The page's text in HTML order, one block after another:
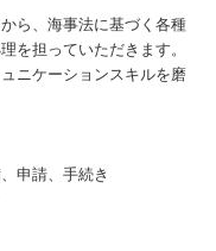
ら、海事法に基づく各種
を担っていただきます。
ニケーションスキルを磨
申請、⼿続き